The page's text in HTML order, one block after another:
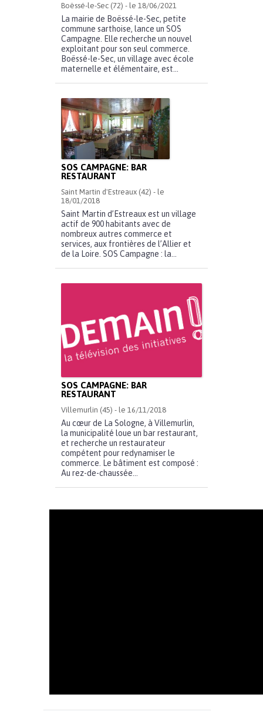
Boëssé-le-Sec (72) - le 18/06/2021
La mairie de Boëssé-le-Sec, petite
commune sarthoise, lance un SOS
Campagne. Elle recherche un nouvel
exploitant pour son seul commerce.
Boëssé-le-Sec, un village avec école
maternelle et élémentaire, est...
SOS CAMPAGNE: BAR
RESTAURANT
Saint Martin d'Estreaux (42) - le
18/01/2018
Saint Martin d’Estreaux est un village
actif de 900 habitants avec de
nombreux autres commerce et
services, aux frontières de l’Allier et
de la Loire. SOS Campagne : la...
SOS CAMPAGNE: BAR
RESTAURANT
Villemurlin (45) - le 16/11/2018
Au cœur de La Sologne, à Villemurlin,
la municipalité loue un bar restaurant,
et recherche un restaurateur
compétent pour redynamiser le
commerce. Le bâtiment est composé :
Au rez-de-chaussée...